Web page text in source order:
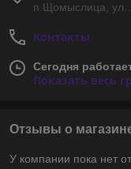
п.Щомыслица,
Контакты
Сегодня
Показать весь
Отзывы о
У компании пока нет